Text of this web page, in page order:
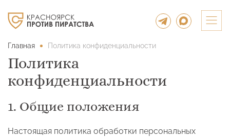
Главная Политика конфиденциальности
Политика
конфиденциальности
1. Общие положения
Настоящая политика обработки персональных